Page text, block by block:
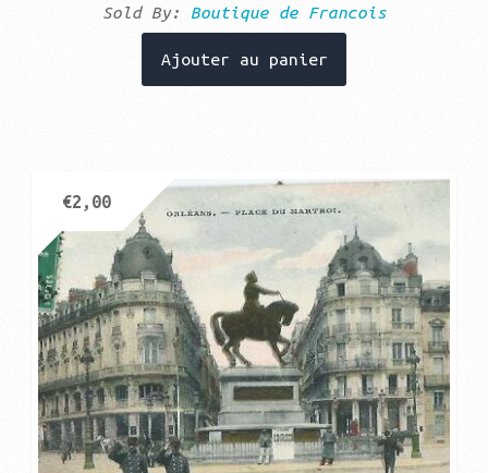
Sold By: Boutique de Francois
Ajouter au panier
€2,00